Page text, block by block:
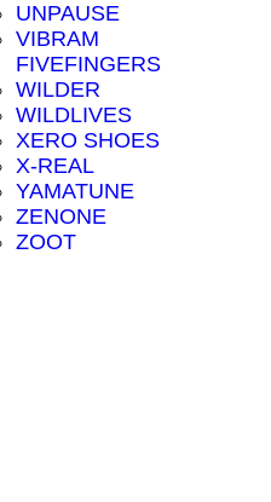
UNPAUSE
VIBRAM
FIVEFINGERS
WILDER
WILDLIVES
XERO SHOES
X-REAL
YAMATUNE
ZENONE
ZOOT